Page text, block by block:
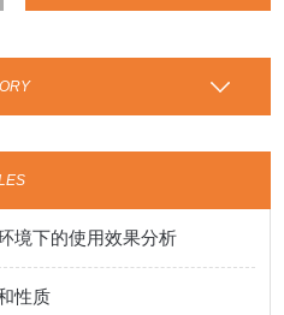
境下的使用效果分析
性质